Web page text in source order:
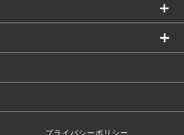
プライバシーポリシー